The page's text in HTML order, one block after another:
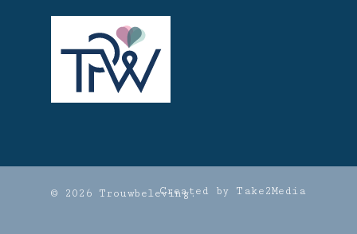
© 2026 Trouwbeleving.Created by Take2Media